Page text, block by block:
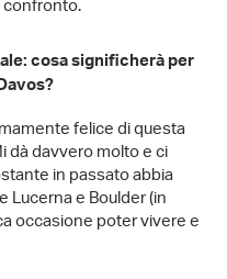
cosa significherà per
felice di questa
dà davvero molto e ci
in passato abbia
e Boulder (in
occasione poter vivere e